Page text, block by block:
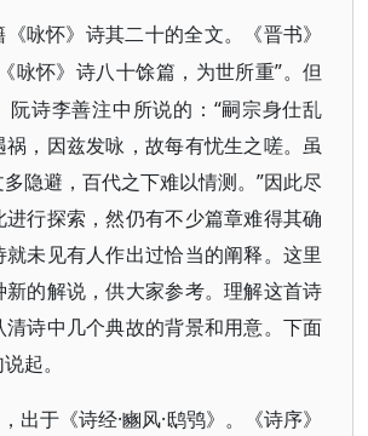
《咏怀》诗其二十的全文。《晋书》
咏怀》诗八十馀篇，为世所重”。但
阮诗李善注中所说的：“嗣宗身仕乱
，因兹发咏，故每有忧生之嗟。虽
隐避，百代之下难以情测。”因此尽
行探索，然仍有不少篇章难得其确
未见有人作出过恰当的阐释。这里
的解说，供大家参考。理解这首诗
清诗中几个典故的背景和用意。下面
起。
出于《诗经·豳风·鸱鸮》。《诗序》